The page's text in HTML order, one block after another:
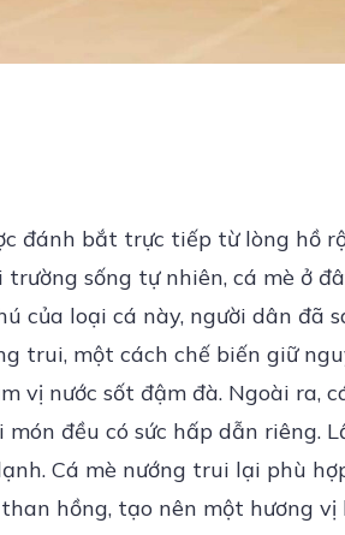
đánh bắt trực tiếp từ lòng hồ
sống tự nhiên, cá mè ở
của loại cá này, người dân đã
trui, một cách chế biến giữ
nước sốt đậm đà. Ngoài ra,
đều có sức hấp dẫn riêng.
Cá mè nướng trui lại phù
hồng, tạo nên một hương vị